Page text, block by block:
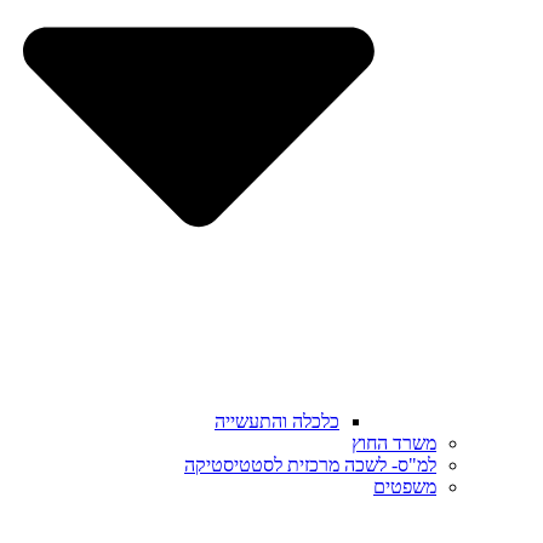
כלכלה והתעשייה
משרד החוץ
למ"ס- לשכה מרכזית לסטטיסטיקה
משפטים